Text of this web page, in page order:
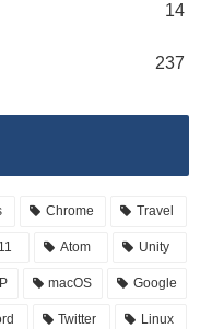
14
237
Chrome Travel
Atom Unity
macOS Google
Twitter Linux